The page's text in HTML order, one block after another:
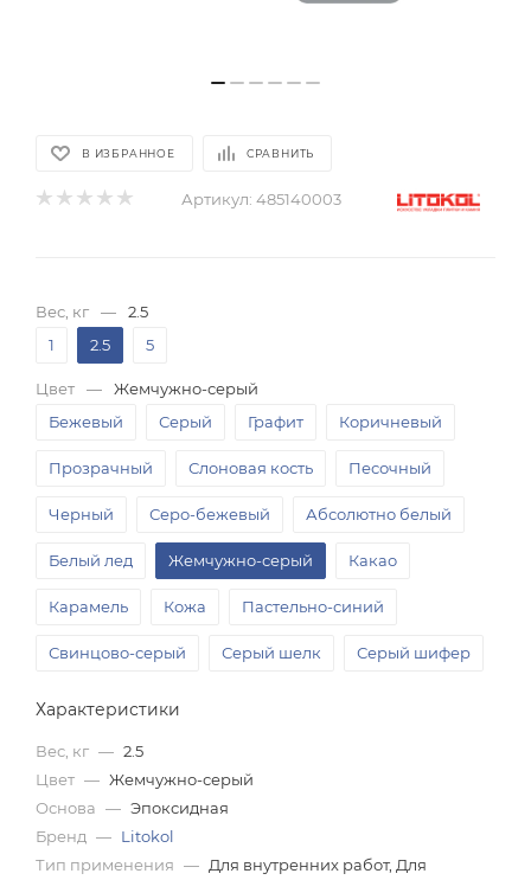
В ИЗБРАННОЕ СРАВНИТЬ
Артикул: 485140003
Вес, кг —
2.5
1
2.5 5
Цвет —
Жемчужно-серый
Бежевый
Серый Графит Коричневый
Прозрачный Слоновая кость Песочный
Черный Серо-бежевый Абсолютно белый
Белый лед Жемчужно-серый Какао
Карамель Кожа Пастельно-синий
Свинцово-серый Серый шелк Серый шифер
Пыльно-синий
Характеристики
Вес, кг — 2.5
Цвет — Жемчужно-серый
Основа — Эпоксидная
Бренд — Litokol
Тип применения — Для внутренних работ, Для